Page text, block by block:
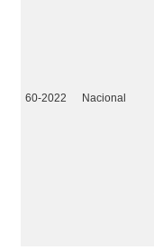
60-2022 Nacional